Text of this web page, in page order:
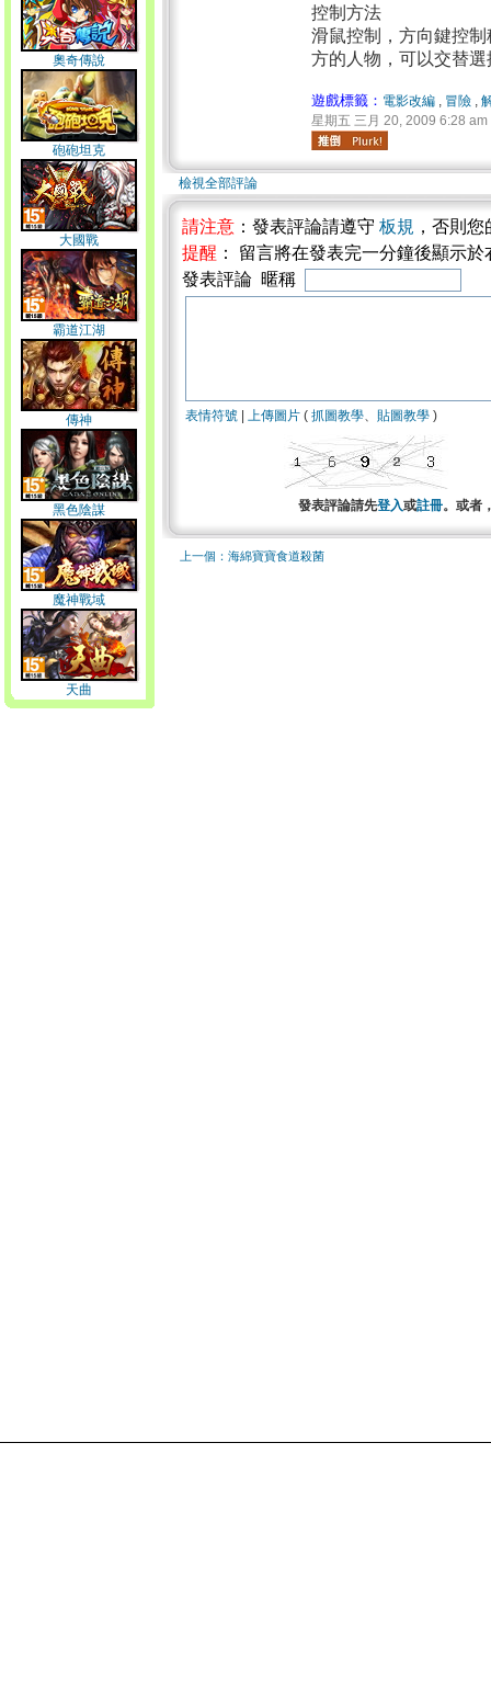
奧奇傳說
砲砲坦克
大國戰
霸道江湖
傳神
黑色陰謀
魔神戰域
天曲
控制方法
滑鼠控制，方向鍵控
方的人物，可以交替選
遊戲標籤： 電影改編 , 冒險 ,
星期五 三月 20, 2009 6:28 am
檢視全部評論
請注意 ：發表評論請遵守 板規 ，否則
提醒 ： 留言將在發表完一分鐘後顯示
發表評論 暱稱
表情符號 上傳圖片 ( 抓圖教學、 貼圖教學 )
發表評論請先登入或註冊。或者
上一個：海綿寶寶食道殺菌